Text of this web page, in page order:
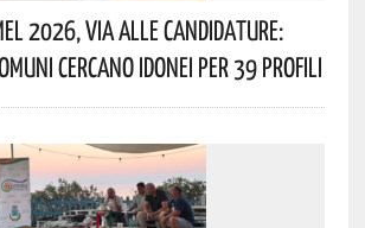
2026, Via Alle Candidature:
Cercano Idonei Per 39 Profili